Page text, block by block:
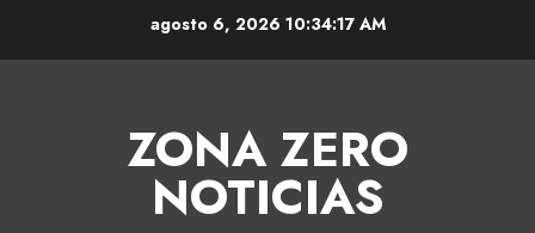
agosto 6, 2026 10:34:18 AM
ZONA ZERO
NOTICIAS